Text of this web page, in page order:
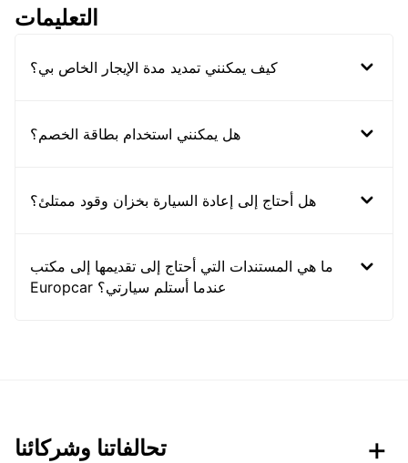
التعليمات
كيف يمكنني تمديد مدة الإيجار الخاص بي؟
هل يمكنني استخدام بطاقة الخصم؟
هل أحتاج إلى إعادة السيارة بخزان وقود ممتلئ؟
ما هي المستندات التي أحتاج إلى تقديمها إلى مكتب
Europcar عندما أستلم سيارتي؟
تحالفاتنا وشركائنا